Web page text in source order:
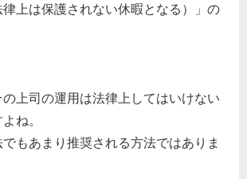
上は保護されない休暇となる）」の
の上司の運用は法律上してはいけない
ね。
でもあまり推奨される方法ではありま